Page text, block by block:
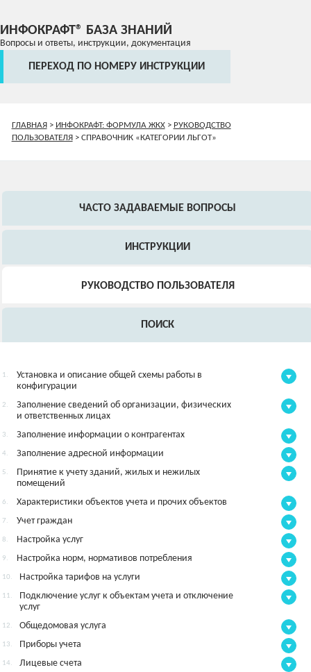
ИНФОКРАФТ® БАЗА ЗНАНИЙ
Вопросы и ответы, инструкции, документация
ПЕРЕХОД ПО НОМЕРУ ИНСТРУКЦИИ
ГЛАВНАЯ> ИНФОКРАФТ: ФОРМУЛА ЖКХ> РУКОВОДСТВО
ПОЛЬЗОВАТЕЛЯ> СПРАВОЧНИК «КАТЕГОРИИ ЛЬГОТ»
ЧАСТО ЗАДАВАЕМЫЕ ВОПРОСЫ
ИНСТРУКЦИИ
РУКОВОДСТВО ПОЛЬЗОВАТЕЛЯ
ПОИСК
1.
Установка и описание общей схемы работы в
конфигурации
2.
Заполнение сведений об организации, физических
и ответственных лицах
3. Заполнение информации о контрагентах
4. Заполнение адресной информации
5.
Принятие к учету зданий, жилых и нежилых
помещений
6. Характеристики объектов учета и прочих объектов
7. Учет граждан
8. Настройка услуг
9. Настройка норм, нормативов потребления
10. Настройка тарифов на услуги
11.
Подключение услуг к объектам учета и отключение
услуг
12. Общедомовая услуга
13. Приборы учета
14. Лицевые счета